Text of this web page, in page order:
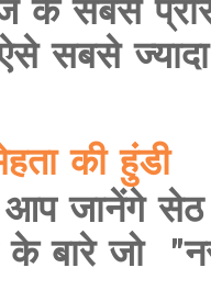
के सबसे
सबसे
की हुंडी
जानेंगे सेठ
के बारे जो